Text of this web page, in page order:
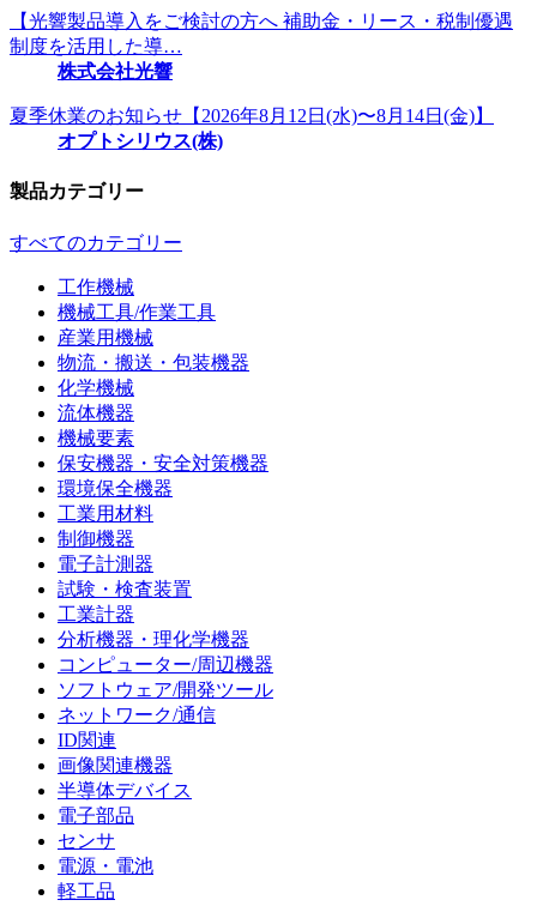
【光響製品導入をご検討の方へ 補助金・リース・税制優遇
制度を活用した導…
株式会社光響
夏季休業のお知らせ【2026年8月12日(水)〜8月14日(金)】
オプトシリウス(株)
製品カテゴリー
すべてのカテゴリー
工作機械
機械工具/作業工具
産業用機械
物流・搬送・包装機器
化学機械
流体機器
機械要素
保安機器・安全対策機器
環境保全機器
工業用材料
制御機器
電子計測器
試験・検査装置
工業計器
分析機器・理化学機器
コンピューター/周辺機器
ソフトウェア/開発ツール
ネットワーク/通信
ID関連
画像関連機器
半導体デバイス
電子部品
センサ
電源・電池
軽工品